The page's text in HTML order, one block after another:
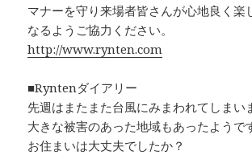
マナーを守り来場者皆さんが心地良く楽
なるようご協力ください。
http://www.rynten.com
■Ryntenダイアリー
先週はまたまた台風にみまわれてしまい
大きな被害のあった地域もあったようで
お住まいは大丈夫でしたか？